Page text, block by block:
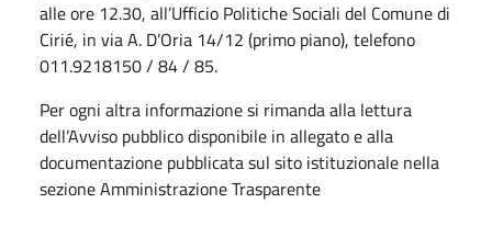
alle ore 12.30, all’Ufficio Politiche Sociali del Comune di
Cirié, in via A. D’Oria 14/12 (primo piano), telefono
011.9218150 / 84 / 85.
Per ogni altra informazione si rimanda alla lettura
dell’Avviso pubblico disponibile in allegato e alla
documentazione pubblicata sul sito istituzionale nella
sezione Amministrazione Trasparente